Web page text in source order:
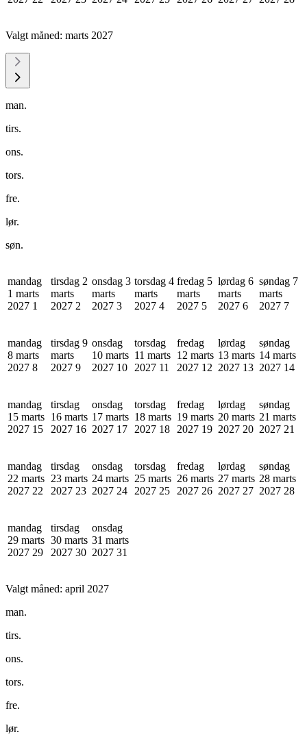
Valgt måned: marts 2027
man.
tirs.
ons.
tors.
fre.
lør.
søn.
mandag
1 marts
2027 1
tirsdag 2
marts
2027 2
onsdag 3
marts
2027 3
torsdag 4
marts
2027 4
fredag 5
marts
2027 5
lørdag 6
marts
2027 6
søndag 7
marts
2027 7
mandag
8 marts
2027 8
tirsdag 9
marts
2027 9
onsdag
10 marts
2027 10
torsdag
11 marts
2027 11
fredag
12 marts
2027 12
lørdag
13 marts
2027 13
søndag
14 marts
2027 14
mandag
15 marts
2027 15
tirsdag
16 marts
2027 16
onsdag
17 marts
2027 17
torsdag
18 marts
2027 18
fredag
19 marts
2027 19
lørdag
20 marts
2027 20
søndag
21 marts
2027 21
mandag
22 marts
2027 22
tirsdag
23 marts
2027 23
onsdag
24 marts
2027 24
torsdag
25 marts
2027 25
fredag
26 marts
2027 26
lørdag
27 marts
2027 27
søndag
28 marts
2027 28
mandag
29 marts
2027 29
tirsdag
30 marts
2027 30
onsdag
31 marts
2027 31
Valgt måned: april 2027
man.
tirs.
ons.
tors.
fre.
lør.